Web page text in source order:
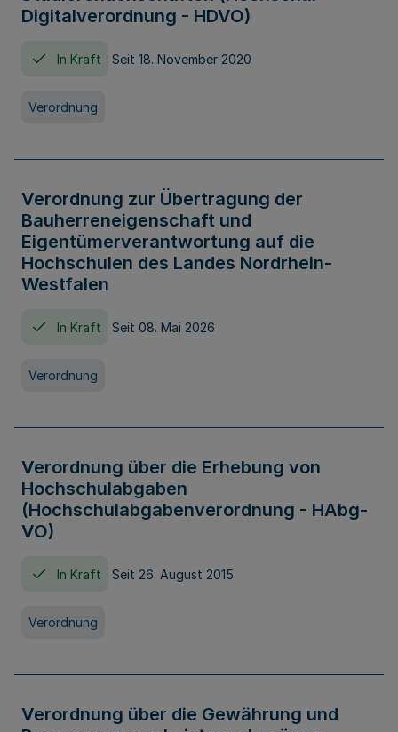
Digitalverordnung - HDVO)
In Kraft Seit 18. November 2020
Verordnung
Verordnung zur Übertragung der
Bauherreneigenschaft und
Eigentümerverantwortung auf die
Hochschulen des Landes Nordrhein-
Westfalen
In Kraft Seit 08. Mai 2026
Verordnung
Verordnung über die Erhebung von
Hochschulabgaben
(Hochschulabgabenverordnung - HAbg-
VO)
In Kraft Seit 26. August 2015
Verordnung
Verordnung über die Gewährung und